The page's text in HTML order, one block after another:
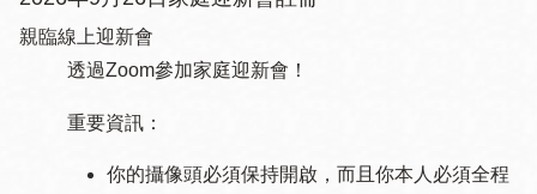
親臨線上迎新會
透過Zoom參加家庭迎新會！
重要資訊：
你的攝像頭必須保持開啟，而且你本人必須全程